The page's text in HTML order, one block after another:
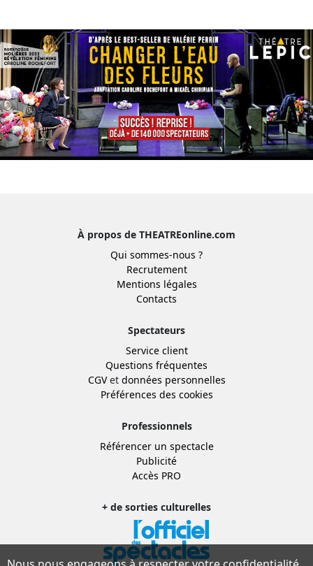
À propos de THEATREonline.com
Qui sommes-nous ?
Recrutement
Mentions légales
Contacts
Spectateurs
Service client
Questions fréquentes
CGVet données personnelles
Préférences des cookies
Professionnels
Référencer un spectacle
Publicité
Accès PRO
+ de sorties culturelles